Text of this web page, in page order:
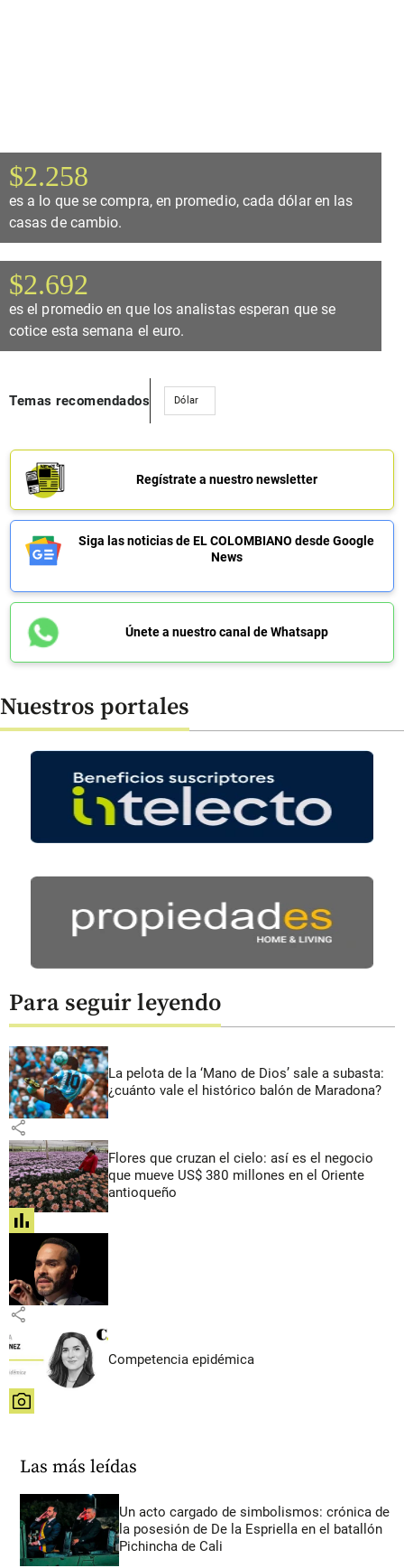
$2.258
es a lo que se compra, en promedio, cada dólar en las
casas de cambio.
$2.692
es el promedio en que los analistas esperan que se
cotice esta semana el euro.
Temas recomendados Dólar
Regístrate a nuestro newsletter
Siga las noticias de EL COLOMBIANO desde Google
News
Únete a nuestro canal de Whatsapp
Nuestros portales
Para seguir leyendo
La pelota de la ‘Mano de Dios’ sale a subasta:
¿cuánto vale el histórico balón de Maradona?
share
Flores que cruzan el cielo: así es el negocio
que mueve US$ 380 millones en el Oriente
antioqueño
share
share
Competencia epidémica
share
Las más leídas
Un acto cargado de simbolismos: crónica de
la posesión de De la Espriella en el batallón
Pichincha de Cali